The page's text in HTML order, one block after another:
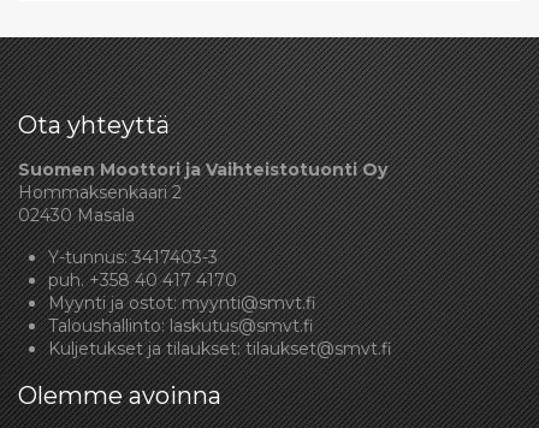
Ota yhteyttä
Suomen Moottori ja Vaihteistotuonti Oy
Hommaksenkaari 2
02430 Masala
Y-tunnus: 3417403-3
puh.+358 40 417 4170
Myynti ja ostot:myynti@smvt.fi
Taloushallinto:laskutus@smvt.fi
Kuljetukset ja tilaukset:tilaukset@smvt.fi
Olemme avoinna